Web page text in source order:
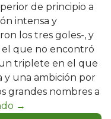
de principio a
intensa y
los tres goles-, y
que no encontró
triplete en el que
y una ambición por
grandes nombres a